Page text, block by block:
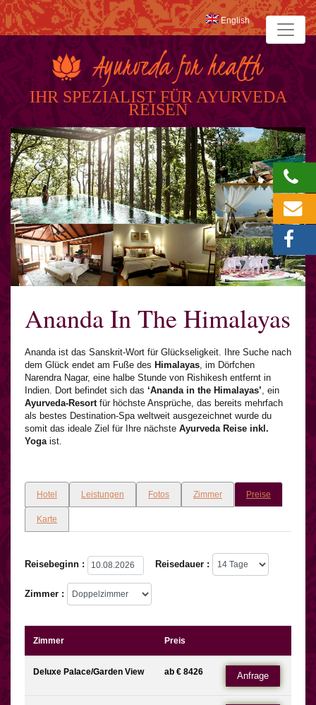
IHR SPEZIALIST FÜR AYURVEDA
REISEN
English
Ananda In The Himalayas
Ananda ist das Sanskrit-Wort für Glückseligkeit. Ihre Suche nach
dem Glück endet am Fuße des Himalayas, im Dörfchen
Narendra Nagar, eine halbe Stunde von Rishikesh entfernt in
Indien. Dort befindet sich das ‘Ananda in the Himalayas’, ein
Ayurveda-Resortfür höchste Ansprüche, das bereits mehrfach
als bestes Destination-Spa weltweit ausgezeichnet wurde du
somit das ideale Ziel für Ihre nächste Ayurveda Reise inkl.
Yogaist.
Hotel Leistungen Fotos Zimmer Preise
Karte
Reisebeginn : Reisedauer :
Zimmer :
Zimmer Preis
Deluxe Palace/Garden View ab € 8426 Anfrage